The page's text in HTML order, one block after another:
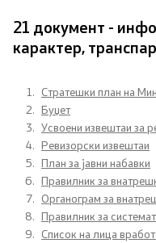
Државен секретар
Политика за квалитет
Организација и
Сектори
Органи во состав
21 документ -
карактер,
Стратешки план на
Буџет
Усвоени извештаи за
Ревизорски извештаи
План за јавни набавки
Правилник за
Органограм за
Правилник за
Список на лица